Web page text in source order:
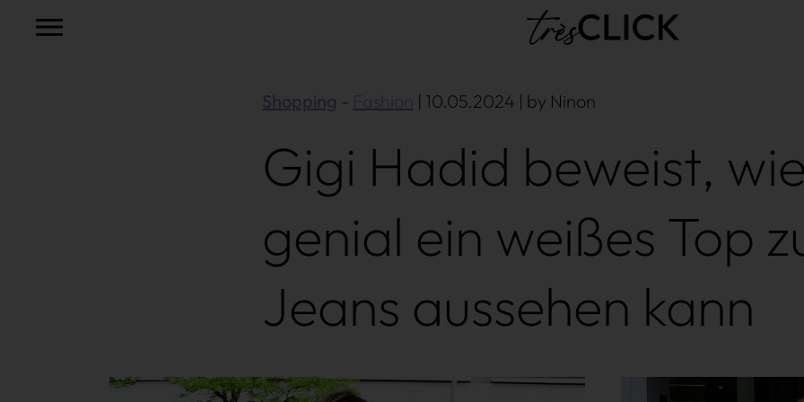
Shopping Fashion | 10.05.2024 | by Ninon
Gigi Hadid beweist, wie
genial ein weißes Top
Jeans aussehen kann